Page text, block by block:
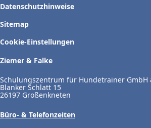
Datenschutzhinweise
Sitemap
Cookie-Einstellungen
Ziemer & Falke
Schulungszentrum für Hundetrainer GmbH
Blanker Schlatt 15
26197 Großenkneten
Büro- & Telefonzeiten